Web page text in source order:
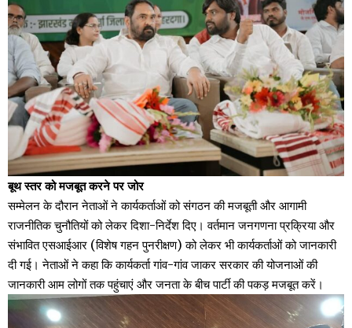
बूथ स्तर को मजबूत करने पर जोर
सम्मेलन के दौरान नेताओं ने कार्यकर्ताओं को संगठन की मजबूती और आगामी
राजनीतिक चुनौतियों को लेकर दिशा-निर्देश दिए। वर्तमान जनगणना प्रक्रिया और
संभावित एसआईआर (विशेष गहन पुनरीक्षण) को लेकर भी कार्यकर्ताओं को जानकारी
दी गई। नेताओं ने कहा कि कार्यकर्ता गांव-गांव जाकर सरकार की योजनाओं की
जानकारी आम लोगों तक पहुंचाएं और जनता के बीच पार्टी की पकड़ मजबूत करें।